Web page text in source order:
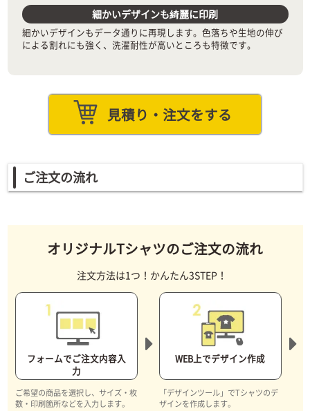
細かいデザインも綺麗に印刷
細かいデザインもデータ通りに再現します。色落ちや生地の伸び
による割れにも強く、洗濯耐性が高いところも特徴です。
見積り・注文をする
ご注文の流れ
オリジナルTシャツのご注文の流れ
注文方法は1つ！かんたん3STEP！
フォームでご注文内容入
力
ご希望の商品を選択し、サイズ・枚
数・印刷箇所などを入力します。
WEB上でデザイン作成
「デザインツール」でTシャツのデ
ザインを作成します。